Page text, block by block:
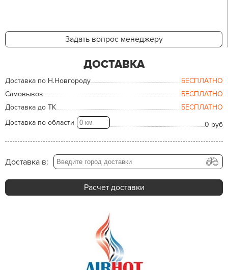
Задать вопрос менеджеру
ДОСТАВКА
Доставка по Н.Новгороду
БЕСПЛАТНО
Самовывоз
БЕСПЛАТНО
Доставка до ТК
БЕСПЛАТНО
Доставка по области
0 руб
Доставка в:
Расчет доставки